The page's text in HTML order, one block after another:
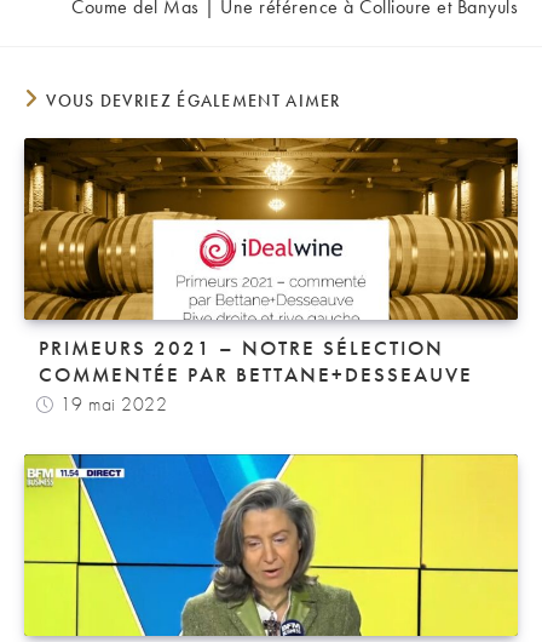
Coume del Mas | Une référence à Collioure et Banyuls
VOUS DEVRIEZ ÉGALEMENT AIMER
PRIMEURS 2021 – NOTRE SÉLECTION
COMMENTÉE PAR BETTANE+DESSEAUVE
19 mai 2022